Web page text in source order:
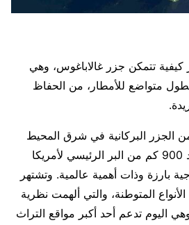
تتمكن جزر غالاباغوس، وهي
متواضع للأمطار، من الحفاظ
الجزر البركانية في شرق المحيط
الهادئ الاستوائي على بعد 900 كم من البر الرئيسي لأمريكا
بارزة وذات أهمية عالمية. وتشتهر
المتوطنة، والتي ألهمت نظرية
اليوم تدعم أحد أكبر مواقع التراث